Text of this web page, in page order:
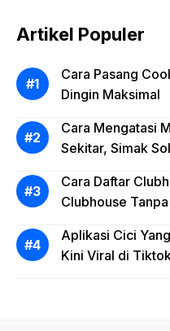
Artikel Populer
Cara Pasang
Dingin Maksimal
Cara Mengatasi
Sekitar, Simak
Cara Daftar
Clubhouse
Aplikasi Cici
Kini Viral di